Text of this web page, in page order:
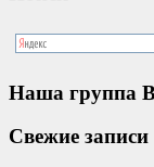
Наша группа
Свежие записи